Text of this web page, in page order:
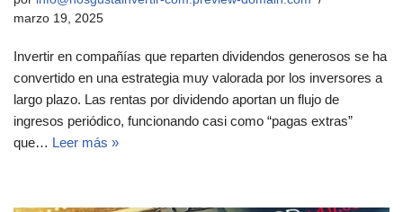
marzo 19, 2025
Invertir en compañías que reparten dividendos generosos se ha
convertido en una estrategia muy valorada por los inversores a
largo plazo. Las rentas por dividendo aportan un flujo de
ingresos periódico, funcionando casi como “pagas extras”
que… Leer más »